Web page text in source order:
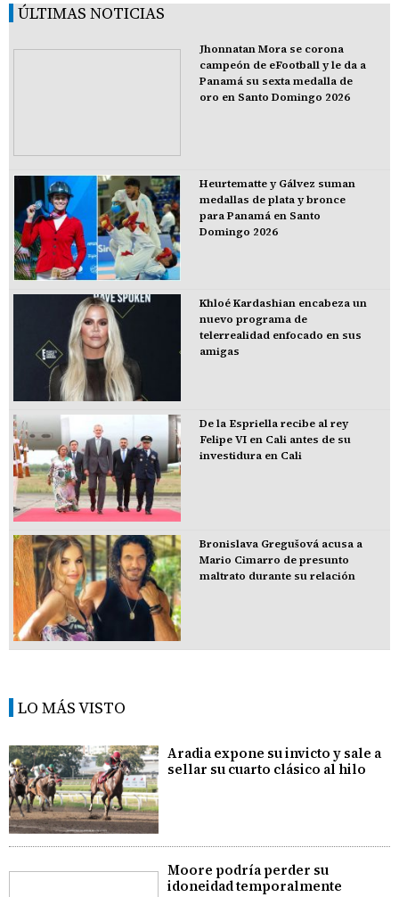
ÚLTIMAS NOTICIAS
Jhonnatan Mora se corona
campeón de eFootball y le da a
Panamá su sexta medalla de
oro en Santo Domingo 2026
Heurtematte y Gálvez suman
medallas de plata y bronce
para Panamá en Santo
Domingo 2026
Khloé Kardashian encabeza un
nuevo programa de
telerrealidad enfocado en sus
amigas
De la Espriella recibe al rey
Felipe VI en Cali antes de su
investidura en Cali
Bronislava Gregušová acusa a
Mario Cimarro de presunto
maltrato durante su relación
LO MÁS VISTO
Aradia expone su invicto y sale a
sellar su cuarto clásico al hilo
Moore podría perder su
idoneidad temporalmente